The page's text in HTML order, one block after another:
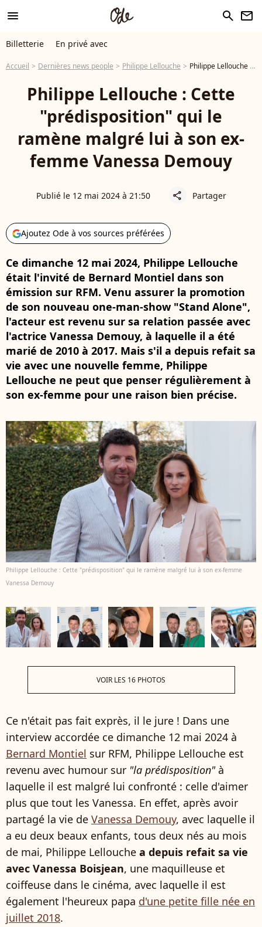
menu search newsletter
Billetterie En privé avec
Accueil Dernières news people Philippe Lellouche Philippe Lellouche : Cette "prédisposition" qui le ramène malgré lui à son ex-femme Vanessa Demouy
Philippe Lellouche : Cette
"prédisposition" qui le
ramène malgré lui à son ex-
femme Vanessa Demouy
Publié le 12 mai 2024 à 21:50 share Partager
Ajoutez Ode à vos sources préférées
Ce dimanche 12 mai 2024, Philippe Lellouche
était l'invité de Bernard Montiel dans son
émission sur RFM. Venu assurer la promotion
de son nouveau one-man-show "Stand Alone",
l'acteur est revenu sur sa relation passée avec
l'actrice Vanessa Demouy, à laquelle il a été
marié de 2010 à 2017. Mais s'il a depuis refait sa
vie avec une nouvelle femme, Philippe
Lellouche ne peut que penser régulièrement à
son ex-femme pour une raison bien précise.
Philippe Lellouche : Cette "prédisposition" qui le ramène malgré lui à son ex-femme
Vanessa Demouy
VOIR LES 16 PHOTOS
Ce n'était pas fait exprès, il le jure ! Dans une
interview accordée ce dimanche 12 mai 2024 à
Bernard Montiel sur RFM, Philippe Lellouche est
revenu avec humour sur "la prédisposition"à
laquelle il est malgré lui confronté : celle d'aimer
plus que tout les Vanessa. En effet, après avoir
partagé la vie de Vanessa Demouy, avec laquelle il
a eu deux beaux enfants, tous deux nés au mois
de mai, Philippe Lellouche a depuis refait sa vie
avec Vanessa Boisjean, une maquilleuse et
coiffeuse dans le cinéma, avec laquelle il est
également l'heureux papa d'une petite fille née en
juillet 2018.